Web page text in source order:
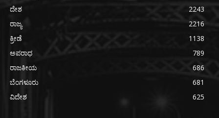
ದೇಶ
2243
ರಾಜ್ಯ
2216
ಕ್ರೀಡೆ
1138
ಅಪರಾಧ
789
ರಾಜಕೀಯ
686
ಬೆಂಗಳೂರು
681
ವಿದೇಶ
625